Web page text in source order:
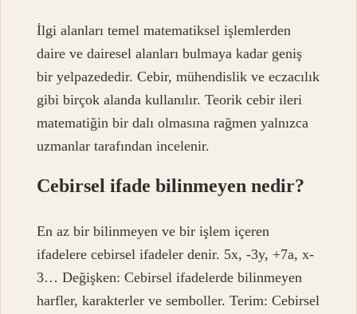
İlgi alanları temel matematiksel işlemlerden
daire ve dairesel alanları bulmaya kadar geniş
bir yelpazededir. Cebir, mühendislik ve eczacılık
gibi birçok alanda kullanılır. Teorik cebir ileri
matematiğin bir dalı olmasına rağmen yalnızca
uzmanlar tarafından incelenir.
Cebirsel ifade bilinmeyen nedir?
En az bir bilinmeyen ve bir işlem içeren
ifadelere cebirsel ifadeler denir. 5x, -3y, +7a, x-
3… Değişken: Cebirsel ifadelerde bilinmeyen
harfler, karakterler ve semboller. Terim: Cebirsel